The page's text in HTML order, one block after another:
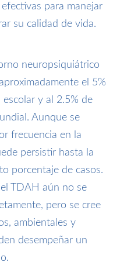
para manejar
su calidad de vida.
neuropsiquiátrico
el 5%
y al 2.5% de
Aunque se
frecuencia en la
persistir hasta la
porcentaje de casos.
TDAH aún no se
pero se cree
ambientales y
desempeñar un